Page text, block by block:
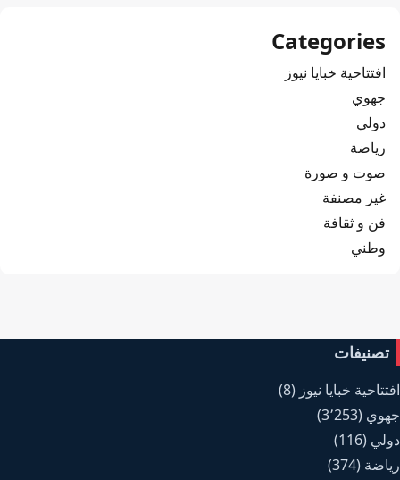
Categories
افتتاحية خبايا نيوز
جهوي
دولي
رياضة
صوت و صورة
غير مصنفة
فن و ثقافة
وطني
تصنيفات
افتتاحية خبايا نيوز (8)
جهوي (3٬253)
دولي (116)
رياضة (374)